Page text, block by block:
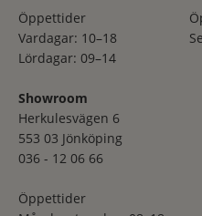
Öppettider
Vardagar: 10–18
Lördagar: 09–14
Showroom
Herkulesvägen 6
553 03 Jönköping
036 - 12 06 66
Öppettider